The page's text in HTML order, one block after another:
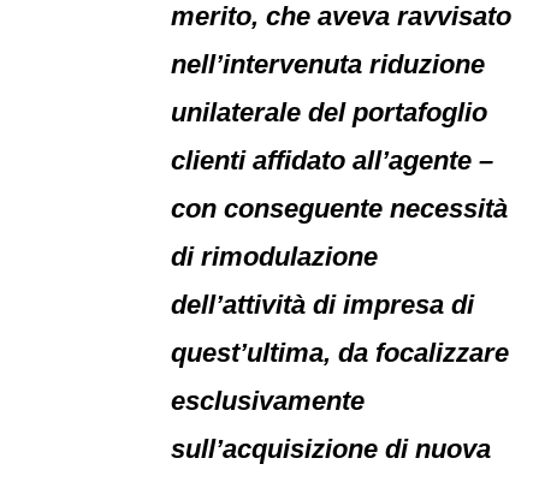
merito, che aveva ravvisato
nell’intervenuta riduzione
unilaterale del portafoglio
clienti affidato all’agente –
con conseguente necessità
di rimodulazione
dell’attività di impresa di
quest’ultima, da focalizzare
esclusivamente
sull’acquisizione di nuova